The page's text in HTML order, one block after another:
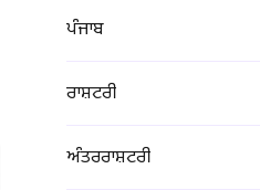
ਪੰਜਾਬ
ਰਾਸ਼ਟਰੀ
ਅੰਤਰਰਾਸ਼ਟਰੀ